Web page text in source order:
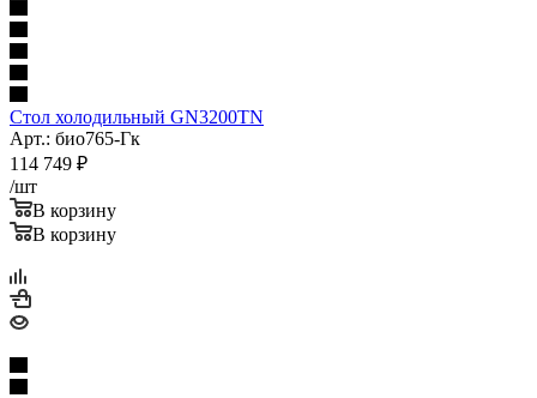
Стол холодильный GN3200TN
Арт.: био765-Гк
114 749 ₽
/шт
В корзину
В корзину